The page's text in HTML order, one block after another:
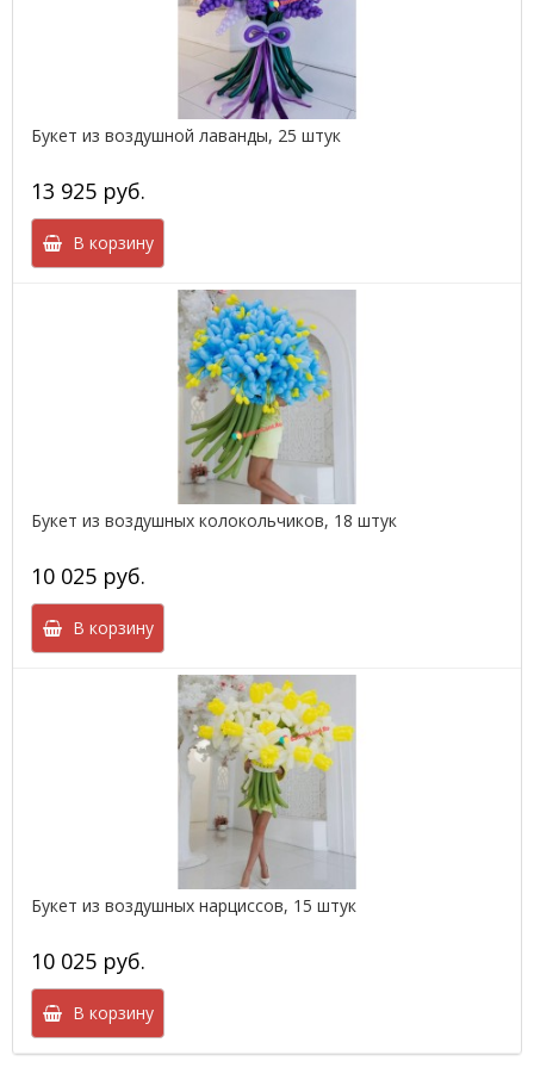
Букет из воздушной лаванды, 25 штук
13 925 руб.
В корзину
Букет из воздушных колокольчиков, 18 штук
10 025 руб.
В корзину
Букет из воздушных нарциссов, 15 штук
10 025 руб.
В корзину